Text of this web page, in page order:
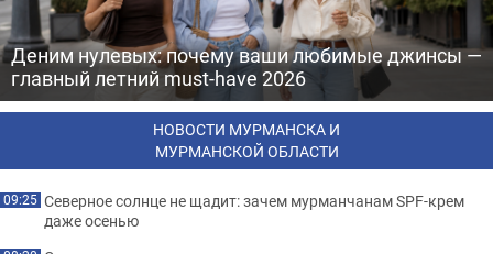
Деним нулевых: почему ваши любимые джинсы —
главный летний must-have 2026
НОВОСТИ МУРМАНСКА И
МУРМАНСКОЙ ОБЛАСТИ
09:25 Северное солнце не щадит: зачем мурманчанам SPF-крем
даже осенью